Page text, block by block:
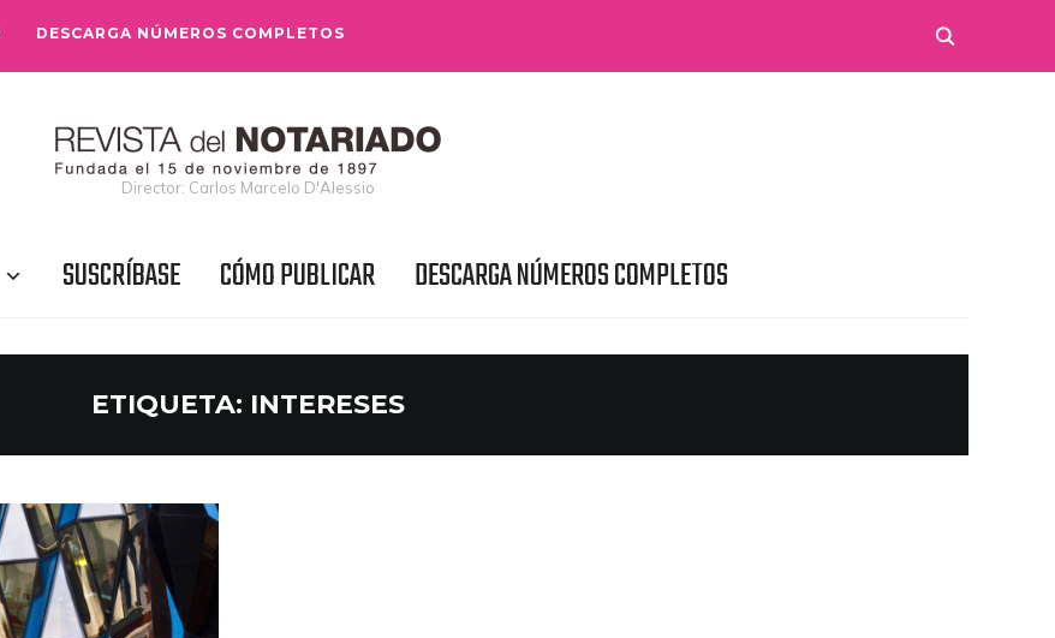
DESCARGA NÚMEROS COMPLETOS
Director: Carlos Marcelo D'Alessio
SUSCRÍBASE CÓMO PUBLICAR DESCARGA NÚMEROS COMPLETOS
ETIQUETA: INTERESES